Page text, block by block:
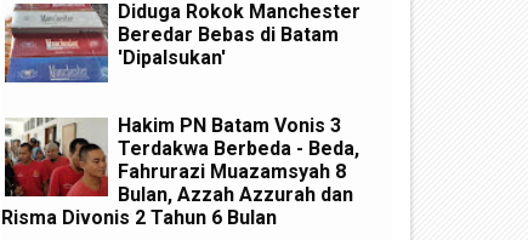
Diduga Rokok Manchester
Beredar Bebas di Batam
'Dipalsukan'
Hakim PN Batam Vonis 3
Terdakwa Berbeda - Beda,
Fahrurazi Muazamsyah 8
Bulan, Azzah Azzurah dan
Risma Divonis 2 Tahun 6 Bulan